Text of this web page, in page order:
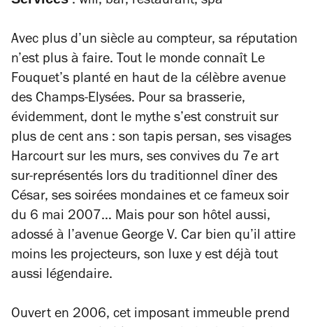
Avec plus d’un siècle au compteur, sa réputation
n’est plus à faire. Tout le monde connaît Le
Fouquet’s planté en haut de la célèbre avenue
des Champs-Elysées. Pour sa brasserie,
évidemment, dont le mythe s’est construit sur
plus de cent ans : son tapis persan, ses visages
Harcourt sur les murs, ses convives du 7e art
sur-représentés lors du traditionnel dîner des
César, ses soirées mondaines et ce fameux soir
du 6 mai 2007… Mais pour son hôtel aussi,
adossé à l’avenue George V. Car bien qu’il attire
moins les projecteurs, son luxe y est déjà tout
aussi légendaire.
Ouvert en 2006, cet imposant immeuble prend